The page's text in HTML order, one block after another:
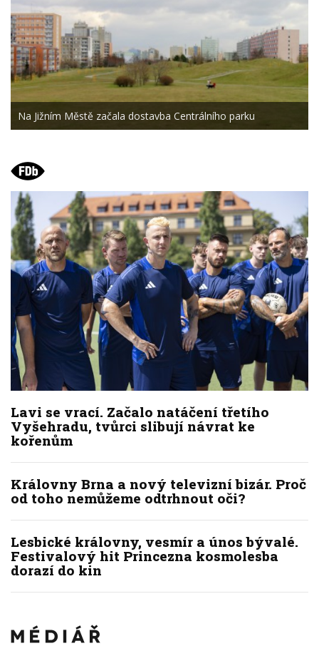
Na Jižním Městě začala dostavba Centrálního parku
Lavi se vrací. Začalo natáčení třetího
Vyšehradu, tvůrci slibují návrat ke
kořenům
Královny Brna a nový televizní bizár. Proč
od toho nemůžeme odtrhnout oči?
Lesbické královny, vesmír a únos bývalé.
Festivalový hit Princezna kosmolesba
dorazí do kin